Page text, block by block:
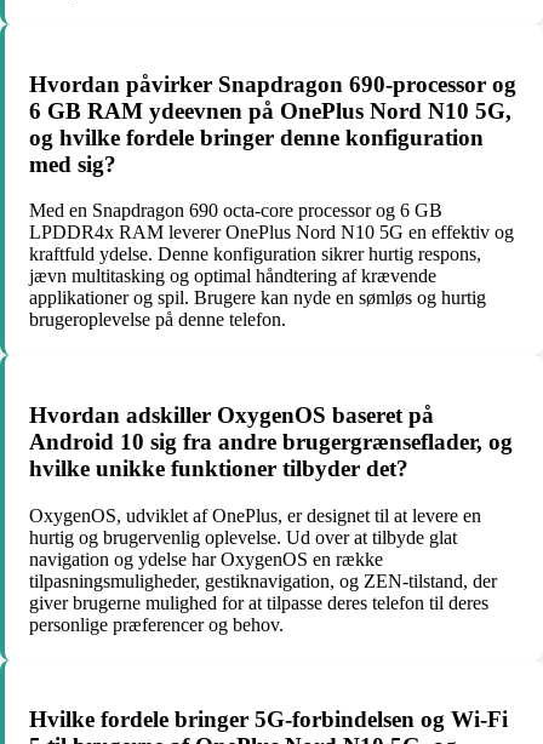
Hvordan påvirker Snapdragon 690-processor og
6 GB RAM ydeevnen på OnePlus Nord N10 5G,
og hvilke fordele bringer denne konfiguration
med sig?
Med en Snapdragon 690 octa-core processor og 6 GB
LPDDR4x RAM leverer OnePlus Nord N10 5G en effektiv og
kraftfuld ydelse. Denne konfiguration sikrer hurtig respons,
jævn multitasking og optimal håndtering af krævende
applikationer og spil. Brugere kan nyde en sømløs og hurtig
brugeroplevelse på denne telefon.
Hvordan adskiller OxygenOS baseret på
Android 10 sig fra andre brugergrænseflader, og
hvilke unikke funktioner tilbyder det?
OxygenOS, udviklet af OnePlus, er designet til at levere en
hurtig og brugervenlig oplevelse. Ud over at tilbyde glat
navigation og ydelse har OxygenOS en række
tilpasningsmuligheder, gestiknavigation, og ZEN-tilstand, der
giver brugerne mulighed for at tilpasse deres telefon til deres
personlige præferencer og behov.
Hvilke fordele bringer 5G-forbindelsen og Wi-Fi